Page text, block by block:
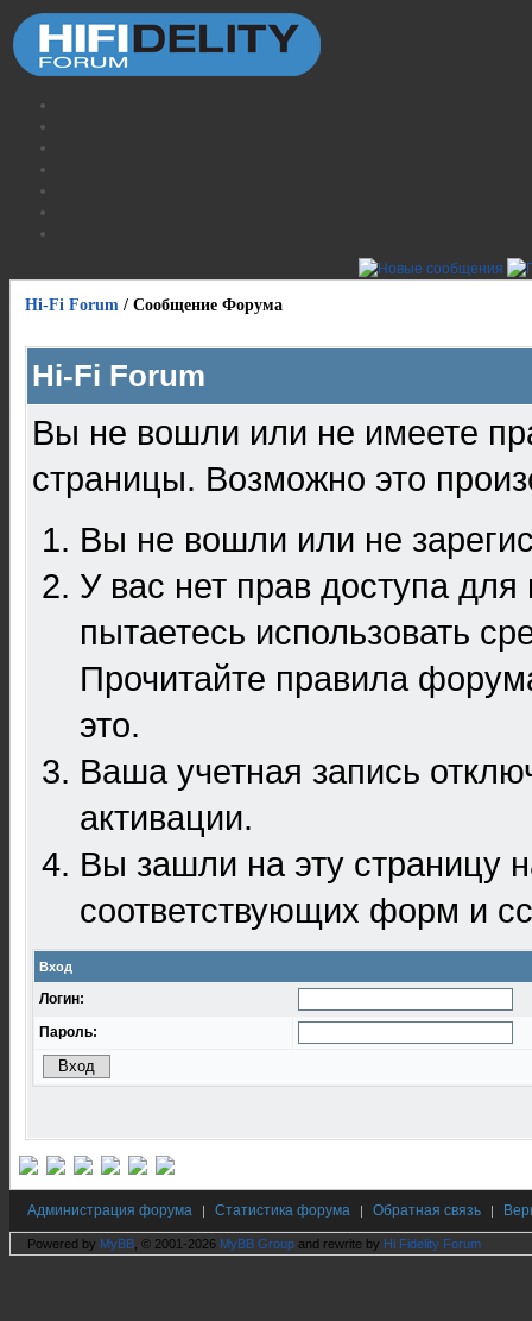
Hi-Fi Forum / Сообщение Форума
Hi-Fi Forum
Вы не вошли или не имеете
страницы. Возможно это
Вы не вошли или не
У вас нет прав доступа
пытаетесь использовать
Прочитайте правила
это.
Ваша учетная запись
активации.
Вы зашли на эту
соответствующих форм и
Вход
Логин:
Пароль:
Администрация форума | Статистика форума | Обратная связь |
Powered by MyBB , © 2001-2026 MyBB Group and rewrite by Hi Fidelity Forum